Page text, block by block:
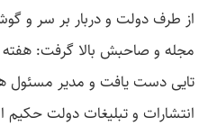
از طرف دولت و دربار بر سر و
مجله و صاحبش بالا گرفت: هفته
تایی دست یافت و مدیر مسئول
انتشارات و تبلیغات دولت